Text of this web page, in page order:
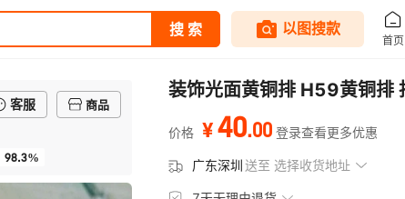
客服
商品
98.3%
装饰光面黄铜排 H59黄铜
价格 ¥40.00 登录查看更多优惠
广东深圳送至 选择收货地址